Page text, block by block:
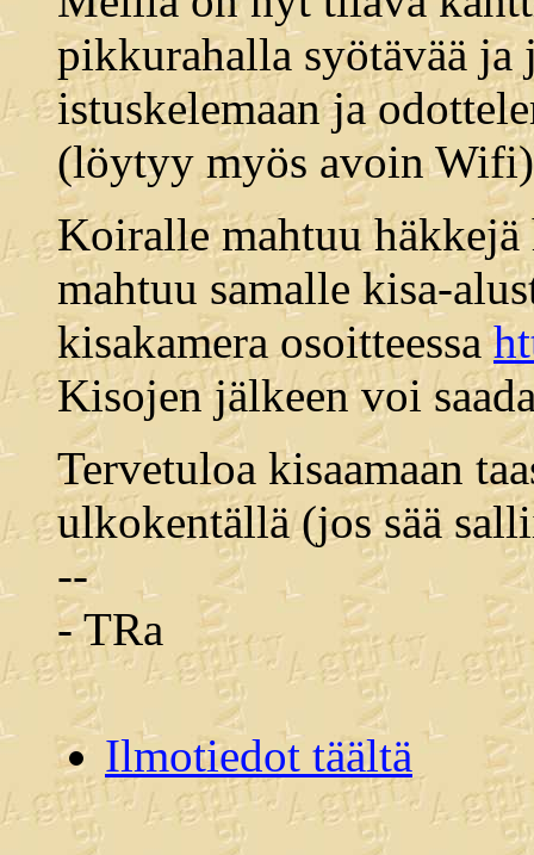
pikkurahalla syötävää ja
istuskelemaan ja
(löytyy myös avoin
Koiralle mahtuu
mahtuu samalle kisa-
kisakamera osoitteessa
Kisojen jälkeen voi
Tervetuloa kisaamaan
ulkokentällä (jos sää
--
- TRa
Ilmotiedot täältä